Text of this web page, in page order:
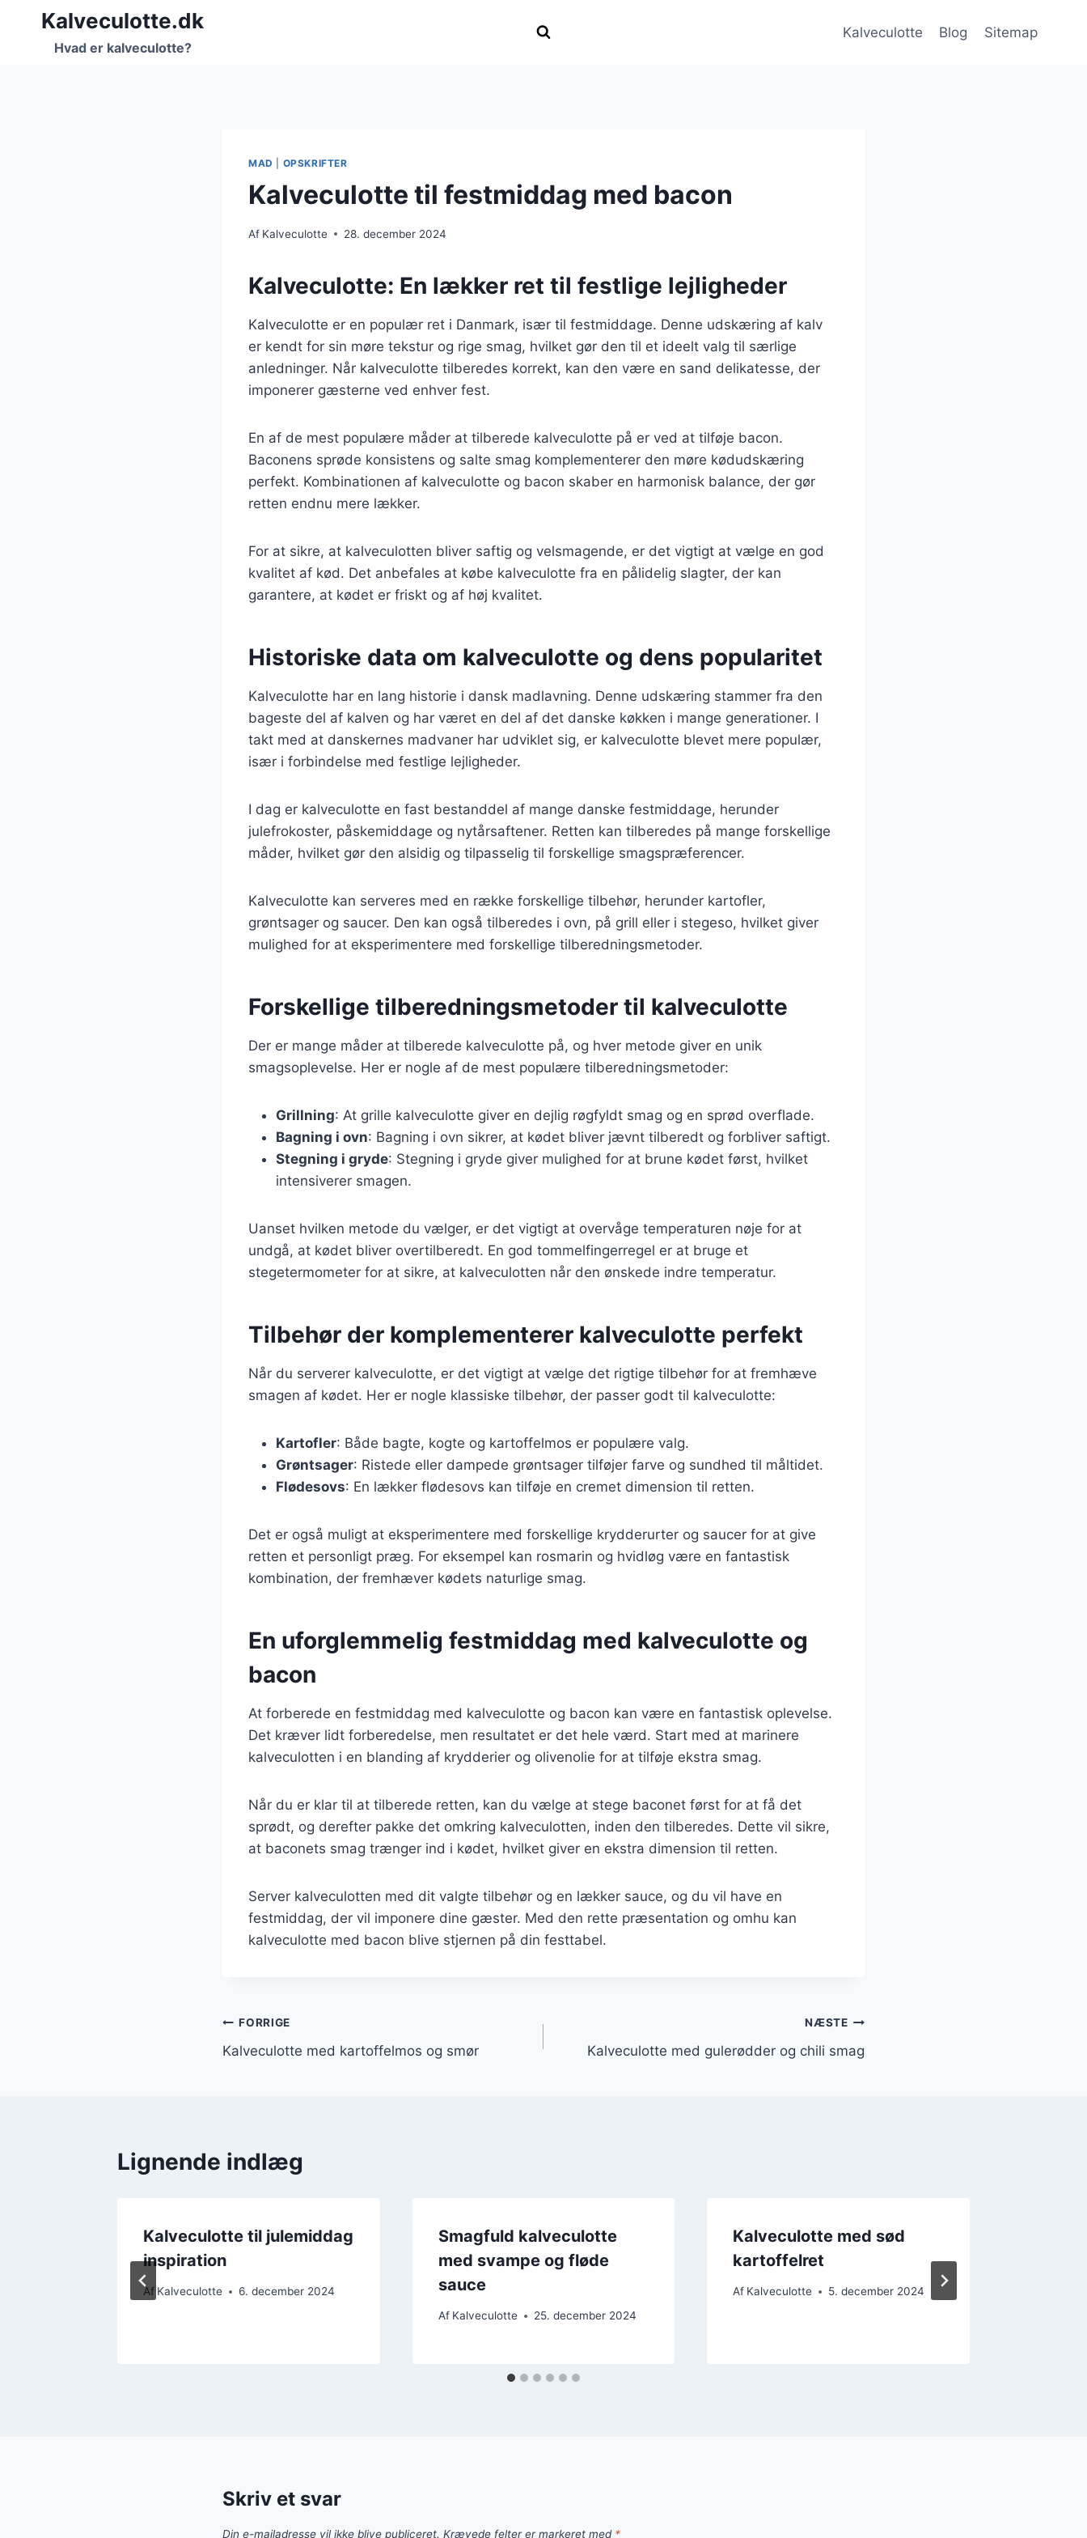
FortsætKalveculotte.dk
Hvad er kalveculotte?
Kalveculotte Blog Sitemap
MAD OPSKRIFTER
Kalveculotte til festmiddag med bacon
Af Kalveculotte 28. december 2024
Kalveculotte: En lækker ret til festlige lejligheder
Kalveculotte er en populær ret i Danmark, især til festmiddage. Denne udskæring af kalv
er kendt for sin møre tekstur og rige smag, hvilket gør den til et ideelt valg til særlige
anledninger. Når kalveculotte tilberedes korrekt, kan den være en sand delikatesse, der
imponerer gæsterne ved enhver fest.
En af de mest populære måder at tilberede kalveculotte på er ved at tilføje bacon.
Baconens sprøde konsistens og salte smag komplementerer den møre kødudskæring
perfekt. Kombinationen af kalveculotte og bacon skaber en harmonisk balance, der gør
retten endnu mere lækker.
For at sikre, at kalveculotten bliver saftig og velsmagende, er det vigtigt at vælge en god
kvalitet af kød. Det anbefales at købe kalveculotte fra en pålidelig slagter, der kan
garantere, at kødet er friskt og af høj kvalitet.
Historiske data om kalveculotte og dens popularitet
Kalveculotte har en lang historie i dansk madlavning. Denne udskæring stammer fra den
bageste del af kalven og har været en del af det danske køkken i mange generationer. I
takt med at danskernes madvaner har udviklet sig, er kalveculotte blevet mere populær,
især i forbindelse med festlige lejligheder.
I dag er kalveculotte en fast bestanddel af mange danske festmiddage, herunder
julefrokoster, påskemiddage og nytårsaftener. Retten kan tilberedes på mange forskellige
måder, hvilket gør den alsidig og tilpasselig til forskellige smagspræferencer.
Kalveculotte kan serveres med en række forskellige tilbehør, herunder kartofler,
grøntsager og saucer. Den kan også tilberedes i ovn, på grill eller i stegeso, hvilket giver
mulighed for at eksperimentere med forskellige tilberedningsmetoder.
Forskellige tilberedningsmetoder til kalveculotte
Der er mange måder at tilberede kalveculotte på, og hver metode giver en unik
smagsoplevelse. Her er nogle af de mest populære tilberedningsmetoder:
Grillning: At grille kalveculotte giver en dejlig røgfyldt smag og en sprød overflade.
Bagning i ovn: Bagning i ovn sikrer, at kødet bliver jævnt tilberedt og forbliver saftigt.
Stegning i gryde: Stegning i gryde giver mulighed for at brune kødet først, hvilket
intensiverer smagen.
Uanset hvilken metode du vælger, er det vigtigt at overvåge temperaturen nøje for at
undgå, at kødet bliver overtilberedt. En god tommelfingerregel er at bruge et
stegetermometer for at sikre, at kalveculotten når den ønskede indre temperatur.
Tilbehør der komplementerer kalveculotte perfekt
Når du serverer kalveculotte, er det vigtigt at vælge det rigtige tilbehør for at fremhæve
smagen af kødet. Her er nogle klassiske tilbehør, der passer godt til kalveculotte:
Kartofler: Både bagte, kogte og kartoffelmos er populære valg.
Grøntsager: Ristede eller dampede grøntsager tilføjer farve og sundhed til måltidet.
Flødesovs: En lækker flødesovs kan tilføje en cremet dimension til retten.
Det er også muligt at eksperimentere med forskellige krydderurter og saucer for at give
retten et personligt præg. For eksempel kan rosmarin og hvidløg være en fantastisk
kombination, der fremhæver kødets naturlige smag.
En uforglemmelig festmiddag med kalveculotte og
bacon
At forberede en festmiddag med kalveculotte og bacon kan være en fantastisk oplevelse.
Det kræver lidt forberedelse, men resultatet er det hele værd. Start med at marinere
kalveculotten i en blanding af krydderier og olivenolie for at tilføje ekstra smag.
Når du er klar til at tilberede retten, kan du vælge at stege baconet først for at få det
sprødt, og derefter pakke det omkring kalveculotten, inden den tilberedes. Dette vil sikre,
at baconets smag trænger ind i kødet, hvilket giver en ekstra dimension til retten.
Server kalveculotten med dit valgte tilbehør og en lækker sauce, og du vil have en
festmiddag, der vil imponere dine gæster. Med den rette præsentation og omhu kan
kalveculotte med bacon blive stjernen på din festtabel.
Indlægsnavigation
FORRIGE
Kalveculotte med kartoffelmos og smør
NÆSTE
Kalveculotte med gulerødder og chili smag
Lignende indlæg
Kalveculotte til julemiddag
inspiration
Af Kalveculotte 6. december 2024
Smagfuld kalveculotte
med svampe og fløde
sauce
Af Kalveculotte 25. december 2024
Kalveculotte med sød
kartoffelret
Af Kalveculotte 5. december 2024
Skriv et svar
Din e-mailadresse vil ikke blive publiceret. Krævede felter er markeret med *